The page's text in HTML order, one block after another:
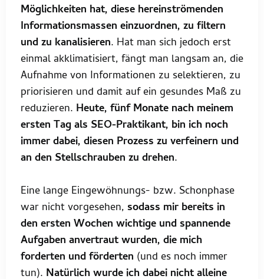
Möglichkeiten hat, diese hereinströmenden
Informationsmassen einzuordnen, zu filtern
und zu kanalisieren. Hat man sich jedoch erst
einmal akklimatisiert, fängt man langsam an, die
Aufnahme von Informationen zu selektieren, zu
priorisieren und damit auf ein gesundes Maß zu
reduzieren. Heute, fünf Monate nach meinem
ersten Tag als SEO-Praktikant, bin ich noch
immer dabei, diesen Prozess zu verfeinern und
an den Stellschrauben zu drehen.
Eine lange Eingewöhnungs- bzw. Schonphase
war nicht vorgesehen, sodass mir bereits in
den ersten Wochen wichtige und spannende
Aufgaben anvertraut wurden, die mich
forderten und förderten (und es noch immer
tun). Natürlich wurde ich dabei nicht alleine